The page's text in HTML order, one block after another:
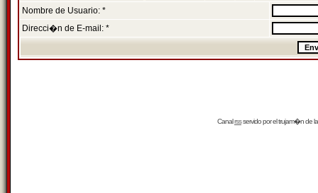
Nombre de Usuario: *
Direcci�n de E-mail: *
Canalrssservido por eltrujam�nde